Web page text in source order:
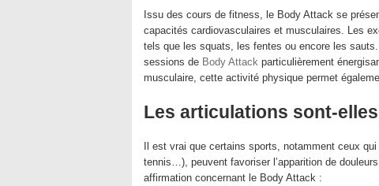
Issu des cours de fitness, le Body Attack se
capacités cardiovasculaires et musculaires. Les
tels que les squats, les fentes ou encore les
sessions de Body Attack particulièrement
musculaire, cette activité physique permet
Les articulations sont-
Il est vrai que certains sports, notamment ceux
tennis…), peuvent favoriser l’apparition de
affirmation concernant le Body Attack :